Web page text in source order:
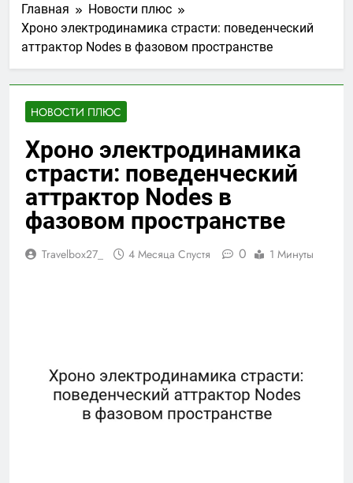
Главная
Новости плюс
Хроно электродинамика страсти: поведенческий
аттрактор Nodes в фазовом пространстве
НОВОСТИ ПЛЮС
Хроно электродинамика
страсти: поведенческий
аттрактор Nodes в
фазовом пространстве
Travelbox27_ 4 Месяца Спустя 0 1 Минуты